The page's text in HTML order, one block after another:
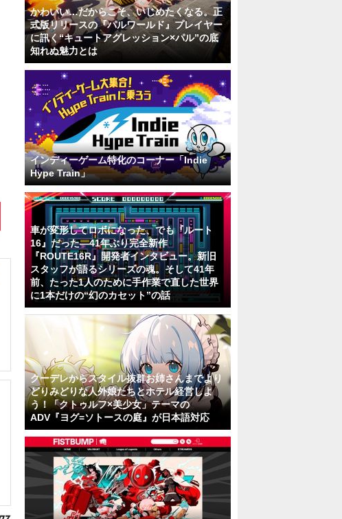
かわいい…だからこそ、いじめたくなる。正
式版リリースの『パルワールド』プレイヤー
に訊く“キュートアグレッション×パル”の底
知れぬ魅力とは
インディーゲーム特化のコーナー「Indie
Hype Train」
車が変形してロボになった、でも『ルート
16』だった―41年ぶり完全新作
『ROUTE16R』開発者インタビュー。新旧
スタッフが語るシリーズの魂。そして41年
前、たった1人のために手作業で直した世界
に1本だけの“幻のカセット”の話
クーデレからスタイル抜群お姉さんまでより
どりみどりな人外娘たちとホテル経営しよ
う！「クトゥルフ×美少女」テーマの
ADV『ヨグ=ソトースの庭』が日本語対応